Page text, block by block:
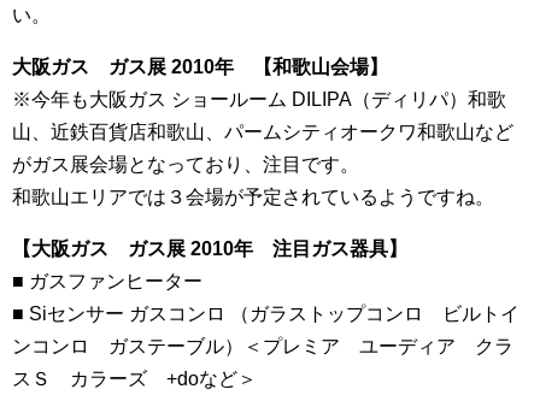
い。
大阪ガス ガス展 2010年 【和歌山会場】
※今年も大阪ガス ショールーム DILIPA（ディリパ）和歌
山、近鉄百貨店和歌山、パームシティオークワ和歌山など
がガス展会場となっており、注目です。
和歌山エリアでは３会場が予定されているようですね。
【大阪ガス ガス展 2010年 注目ガス器具】
■ ガスファンヒーター
■ Siセンサー ガスコンロ （ガラストップコンロ ビルトイ
ンコンロ ガステーブル）＜プレミア ユーディア クラ
スＳ カラーズ +doなど＞